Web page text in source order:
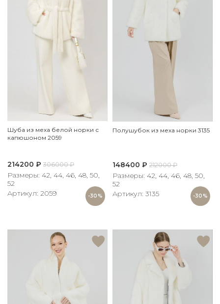
-30%
Шуба из меха белой норки с
капюшоном 2059
214200 ₽ 306000₽
Размеры: 42, 44, 46, 48, 50,
52
Артикул: 2059
-30%
Полушубок из меха норки 3135
148400 ₽ 212000₽
Размеры: 42, 44, 46, 48, 50,
52
Артикул: 3135